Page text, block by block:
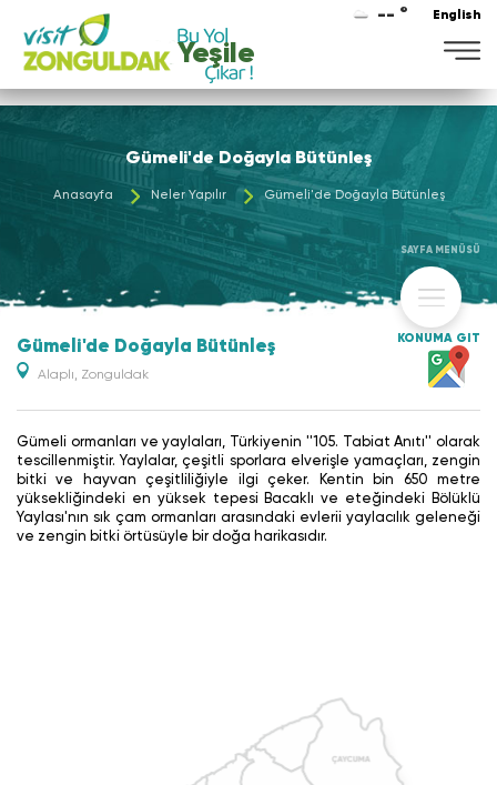
-- ° English
Yeşile
Gümeli'de Doğayla Bütünleş
Anasayfa Neler Yapılır Gümeli'de Doğayla Bütünleş
SAYFA MENÜSÜ
Gümeli'de Doğayla Bütünleş
Alaplı, Zonguldak
KONUMA GİT
Gümeli ormanları ve yaylaları, Türkiyenin ''105. Tabiat Anıtı'' olarak
tescillenmiştir. Yaylalar, çeşitli sporlara elverişle yamaçları, zengin
bitki ve hayvan çeşitliliğiyle ilgi çeker. Kentin bin 650 metre
yüksekliğindeki en yüksek tepesi Bacaklı ve eteğindeki Bölüklü
Yaylası'nın sık çam ormanları arasındaki evlerii yaylacılık geleneği
ve zengin bitki örtüsüyle bir doğa harikasıdır.